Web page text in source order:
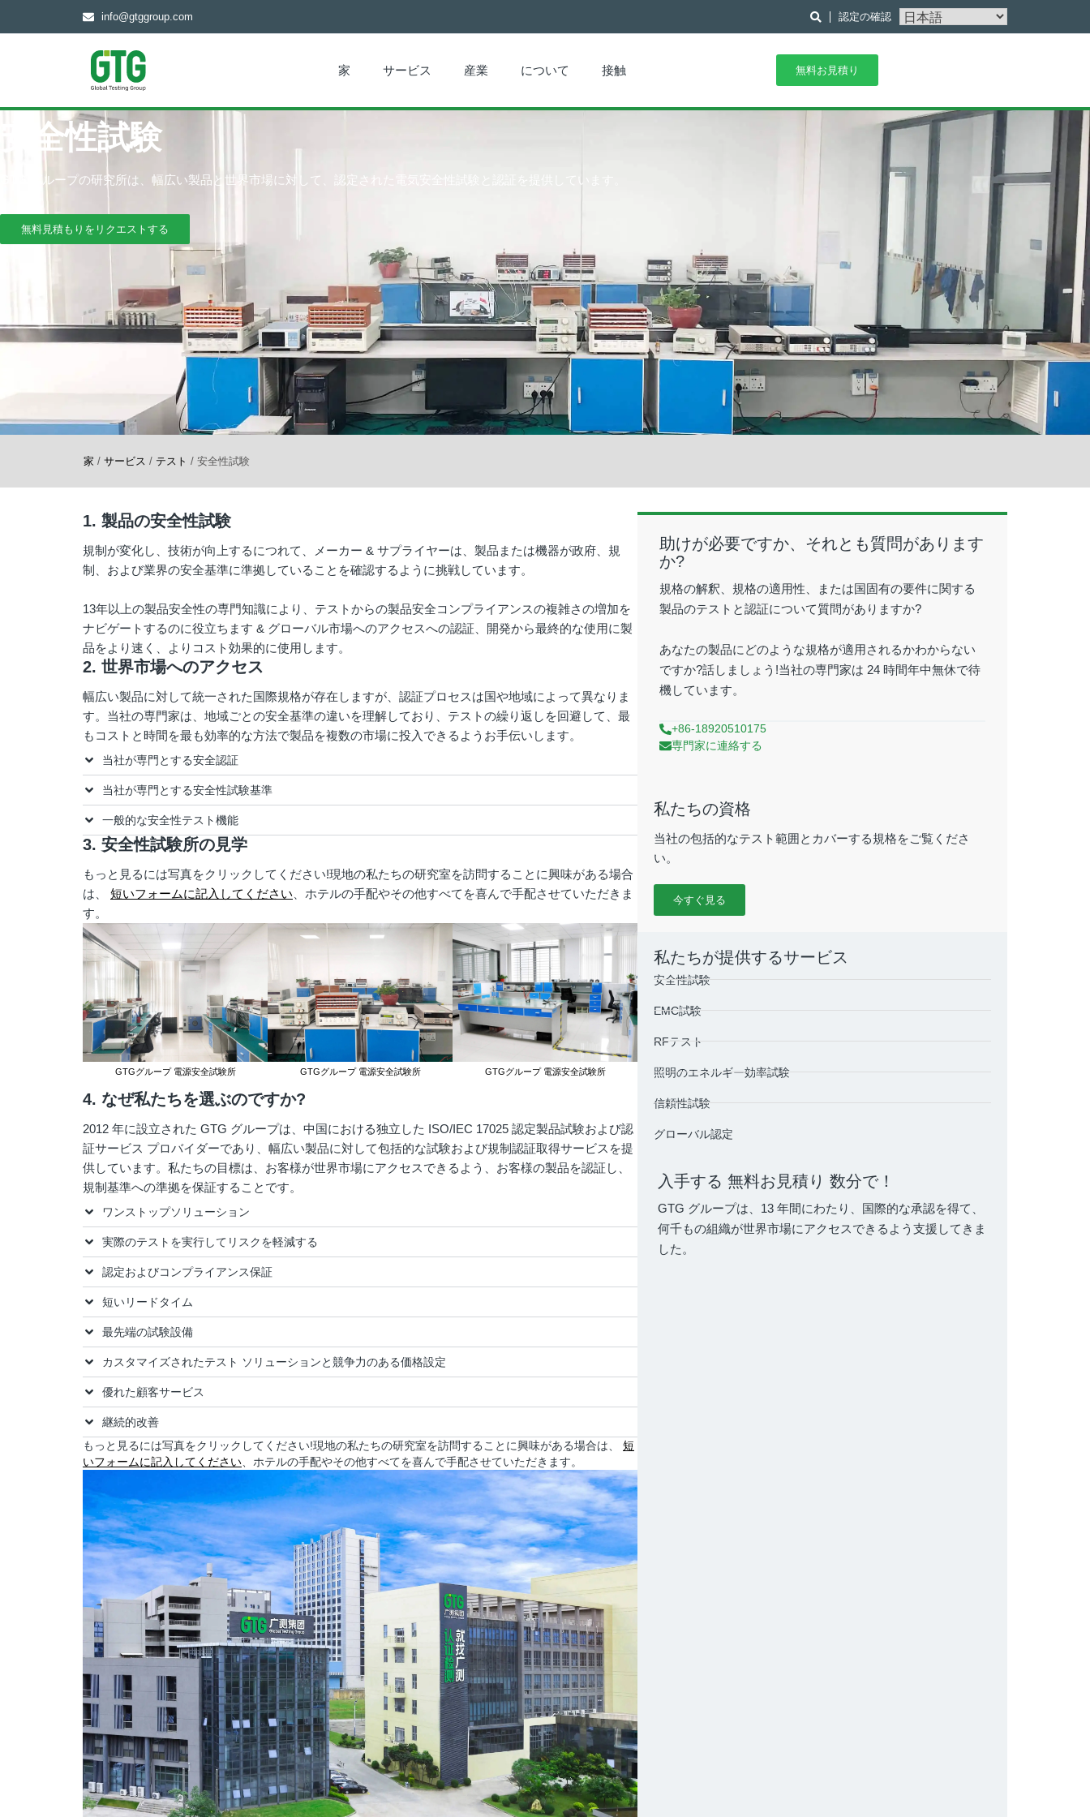
info@gtggroup.com 認定の確認
家 サービス 産業 について 接触 無料お見積り
安全性試験
GTG グループの研究所は、幅広い製品と世界市場に対して、認定された電気安全性試験と認証を提供しています。
無料見積もりをリクエストする
家 / サービス / テスト / 安全性試験
1. 製品の安全性試験
規制が変化し、技術が向上するにつれて、メーカー & サプライヤーは、製品または機器が政府、規
制、および業界の安全基準に準拠していることを確認するように挑戦しています。
13年以上の製品安全性の専門知識により、テストからの製品安全コンプライアンスの複雑さの増加を
ナビゲートするのに役立ちます & グローバル市場へのアクセスへの認証、開発から最終的な使用に製
品をより速く、よりコスト効果的に使用します。
2. 世界市場へのアクセス
幅広い製品に対して統一された国際規格が存在しますが、認証プロセスは国や地域によって異なりま
す。当社の専門家は、地域ごとの安全基準の違いを理解しており、テストの繰り返しを回避して、最
もコストと時間を最も効率的な方法で製品を複数の市場に投入できるようお手伝いします。
当社が専門とする安全認証
当社が専門とする安全性試験基準
一般的な安全性テスト機能
3. 安全性試験所の見学
もっと見るには写真をクリックしてください!現地の私たちの研究室を訪問することに興味がある場合
は、 短いフォームに記入してください 、ホテルの手配やその他すべてを喜んで手配させていただきま
す。
GTGグループ 電源安全試験所 GTGグループ 電源安全試験所 GTGグループ 電源安全試験所 GTGグループ 電源安全試験所
4. なぜ私たちを選ぶのですか?
2012 年に設立された GTG グループは、中国における独立した ISO/IEC 17025 認定製品試験および認
証サービス プロバイダーであり、幅広い製品に対して包括的な試験および規制認証取得サービスを提
供しています。私たちの目標は、お客様が世界市場にアクセスできるよう、お客様の製品を認証し、
規制基準への準拠を保証することです。
ワンストップソリューション
実際のテストを実行してリスクを軽減する
認定およびコンプライアンス保証
短いリードタイム
最先端の試験設備
カスタマイズされたテスト ソリューションと競争力のある価格設定
優れた顧客サービス
継続的改善
もっと見るには写真をクリックしてください!現地の私たちの研究室を訪問することに興味がある場合は、 短
いフォームに記入してください 、ホテルの手配やその他すべてを喜んで手配させていただきます。
助けが必要ですか、それとも質問があります
か?
規格の解釈、規格の適用性、または国固有の要件に関する
製品のテストと認証について質問がありますか?
あなたの製品にどのような規格が適用されるかわからない
ですか?話しましょう!当社の専門家は 24 時間年中無休で待
機しています。
+86-18920510175
専門家に連絡する
私たちの資格
当社の包括的なテスト範囲とカバーする規格をご覧くださ
い。
今すぐ見る
私たちが提供するサービス
安全性試験
EMC試験
RFテスト
照明のエネルギー効率試験
信頼性試験
グローバル認定
入手する 無料お見積り 数分で！
GTG グループは、13 年間にわたり、国際的な承認を得て、
何千もの組織が世界市場にアクセスできるよう支援してきま
した。